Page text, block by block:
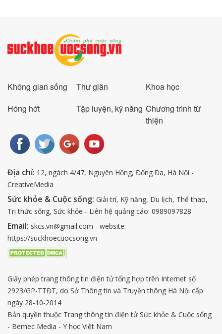
Không gian sống Thư giãn
Khoa học
Hóng hớt
Tập luyện, kỹ năng Chương trình từ
thiện
Địa chỉ: 12, ngách 4/47, Nguyên Hồng, Đống Đa, Hà Nội -
CreativeMedia
Sức khỏe & Cuộc sống: Giải trí, Kỹ năng, Du lịch, Thể thao,
Tri thức sống, Sức khỏe - Liên hệ quảng cáo: 0989097828
Email: skcs.vn@gmail.com - website:
https://suckhoecuocsong.vn
Giấy phép trang thông tin điện tử tổng hợp trên Internet số
2923/GP-TTĐT, do Sở Thông tin và Truyền thông Hà Nội cấp
ngày 28-10-2014
Bản quyền thuộc Trang thông tin điện tử Sức khỏe & Cuộc sống
- Bemec Media - Y học Việt Nam